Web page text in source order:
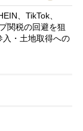
、TikTok、
関税の回避を狙
・土地取得への